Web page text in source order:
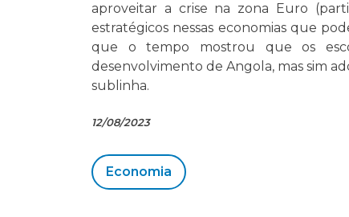
aproveitar a crise na zona Euro
estratégicos nessas economias que
que o tempo mostrou que os
desenvolvimento de Angola, mas sim
sublinha.
12/08/2023
Economia